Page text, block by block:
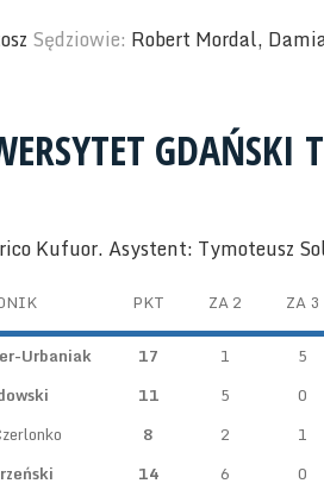
Sędziowie: Robert Mordal,
GDAŃSKI
Kufuor. Asystent: Tymoteusz
PKT ZA 2 ZA 3
Urbaniak 17 1
5
11 5
0
8 2
1
14 6
0